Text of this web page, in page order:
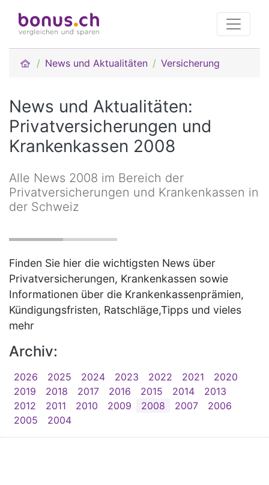
News und Aktualitäten Versicherung
News und Aktualitäten:
Privatversicherungen und
Krankenkassen 2008
Alle News 2008 im Bereich der
Privatversicherungen und Krankenkassen in
der Schweiz
Finden Sie hier die wichtigsten News über
Privatversicherungen, Krankenkassen sowie
Informationen über die Krankenkassenprämien,
Kündigungsfristen, Ratschläge,Tipps und vieles
mehr
Archiv:
2026 2025 2024 2023 2022 2021
2020
2019
2018 2017 2016 2015 2014
2013
2012
2011 2010 2009 2008 2007
2006
2005
2004